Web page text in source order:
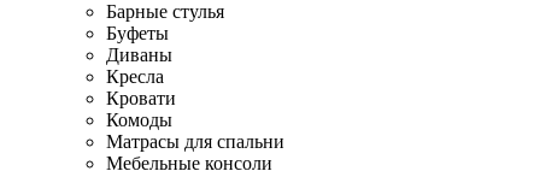
Барные стулья
Буфеты
Диваны
Кресла
Кровати
Комоды
Матрасы для спальни
Мебельные консоли